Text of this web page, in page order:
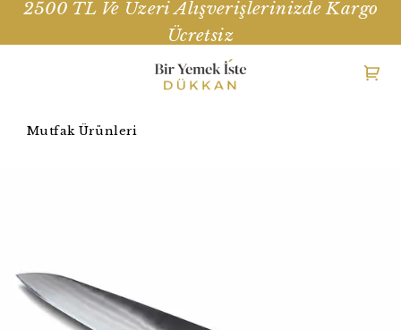
2500 TL Ve Üzeri Alışverişlerinizde Kargo
Ücretsiz
Mutfak Ürünleri